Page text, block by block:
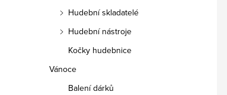
Hudební skladatelé
Hudební nástroje
Kočky hudebnice
Vánoce
Balení dárků